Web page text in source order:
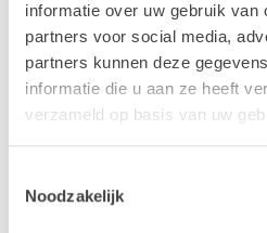
informatie over uw gebruik van
partners voor social media,
partners kunnen deze
informatie die u aan ze heeft
verzameld op basis van uw
Noodzakelijk
Wandhoogte & nokhoogte
223 / 274 cm
Wanddikte
28 mm
1x Dubbele deur standaard: 155 x